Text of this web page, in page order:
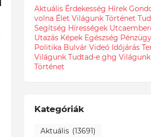
Aktuális Érdekesség Hírek
volna Élet Világunk Történet
Segítség Hírességek
Utazás Képek Egészség Pénzügy
Politika Bulvár Videó Időjárás
Világunk Tudtad-e ghg Világunk
Történet
Kategóriák
Aktuális (13691)